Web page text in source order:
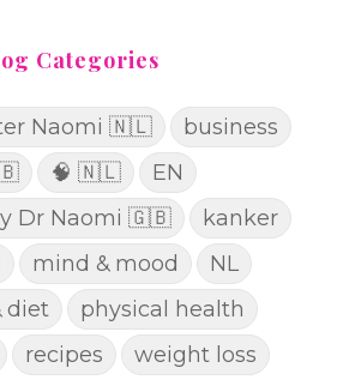
Categories
Naomi 🇳🇱
business
🧠 🇳🇱
EN
Dr Naomi 🇬🇧
kanker
mind & mood
NL
diet
physical health
recipes weight loss